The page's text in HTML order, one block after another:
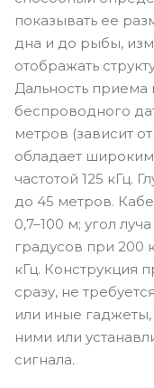
показывать ее
дна и до рыбы,
отображать
Дальность приема
беспроводного
метров (зависит
обладает
частотой 125 кГц.
до 45 метров.
0,7–100 м; угол
градусов при 200
кГц. Конструкция
сразу, не
или иные
ними или
сигнала.